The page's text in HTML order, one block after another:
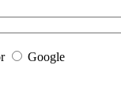
Google